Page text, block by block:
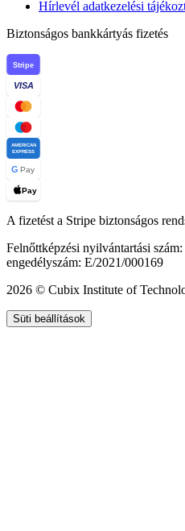
Hírlevél adatkezelési
Biztonságos bankkártyás fizetés
Stripe
VISA
AMERICAN
EXPRESS
G Pay
Pay
A fizetést a Stripe biztonságos
Felnőttképzési nyilvántartási
engedélyszám: E/2021/000169
2026 © Cubix Institute of
Süti beállítások